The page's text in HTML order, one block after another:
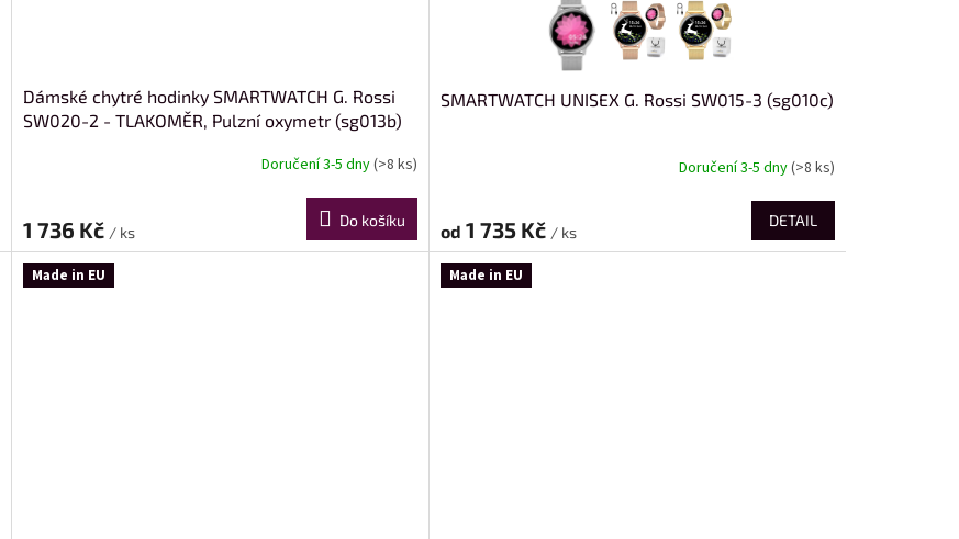
Dámské chytré hodinky SMARTWATCH G. Rossi
SW020-2 - TLAKOMĚR, Pulzní oxymetr (sg013b)
Doručení 3-5 dny(>8 ks)
1 736 Kč / ks
Do košíku
SMARTWATCH UNISEX G. Rossi SW015-3 (sg010c)
Doručení 3-5 dny(>8 ks)
od 1 735 Kč / ks
DETAIL
Made in EU Made in EU